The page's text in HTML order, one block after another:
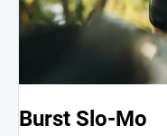
Burst Slo-Mo